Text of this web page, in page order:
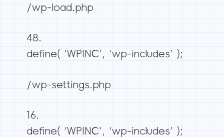
/wp-load.php
define( ‘WPINC’, ‘wp-includes’ );
/wp-settings.php
define( ‘WPINC’, ‘wp-includes’ );